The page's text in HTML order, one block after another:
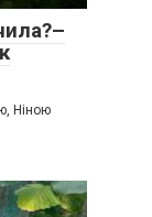
Ніною